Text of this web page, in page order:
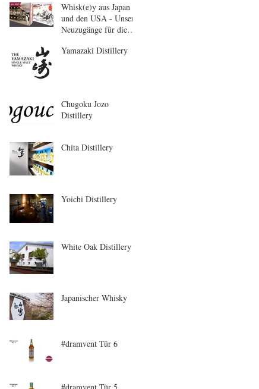
Whisk(e)y aus Japan
und den USA - Unsere
Neuzugänge für die
Yamazaki Distillery
Chugoku Jozo
Distillery
Chita Distillery
Yoichi Distillery
White Oak Distillery
Japanischer Whisky
#dramvent Tür 6